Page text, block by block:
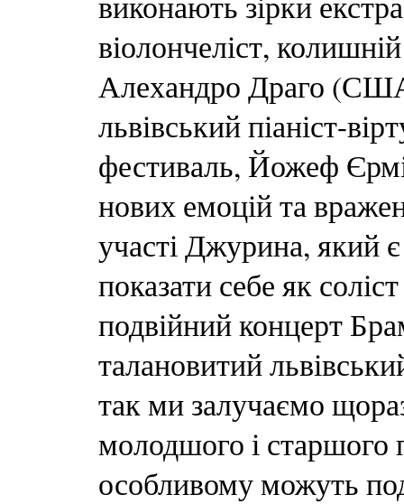
віолончеліст,
Алехандро Драго
львівський піаніст-
фестиваль, Йожеф
нових емоцій та
участі Джурина, який є
показати себе як
подвійний концерт
талановитий
так ми залучаємо
молодшого і старшого
особливому можуть